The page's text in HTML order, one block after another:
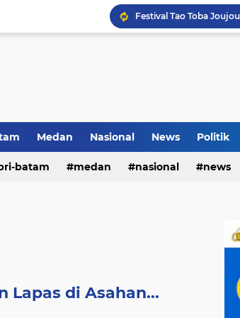
Pemko Medan Raih
Medan Nasional News Politik
batam medan nasional news
Lapas di Asahan...